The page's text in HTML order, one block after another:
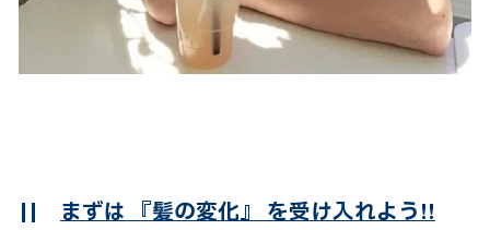
|| まずは 『髪の変化』 を受け入れよう!!